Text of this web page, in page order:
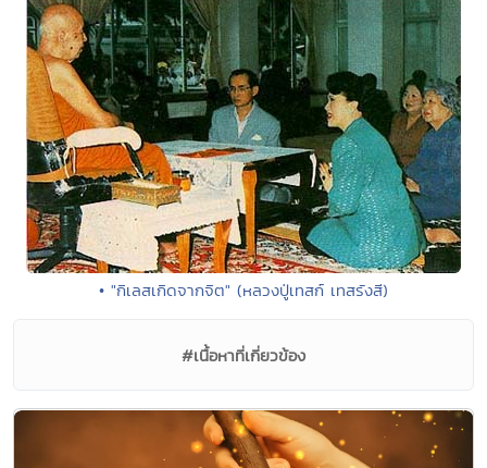
• "กิเลสเกิดจากจิต" (หลวงปู่เทสก์ เทสรังสี)
#เนื้อหาที่เกี่ยวข้อง